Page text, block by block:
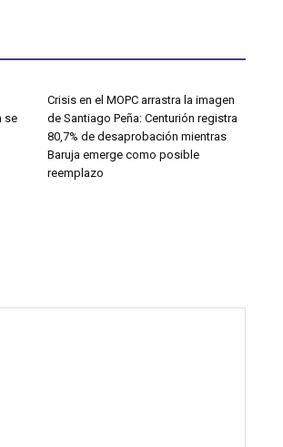
se
Crisis en el MOPC arrastra la imagen
de Santiago Peña: Centurión registra
80,7% de desaprobación mientras
Baruja emerge como posible
reemplazo